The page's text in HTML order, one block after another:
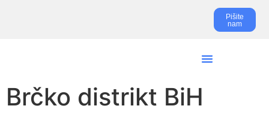
Pišite
nam
Brčko distrikt BiH